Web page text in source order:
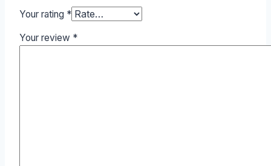
Your rating *
Your review *